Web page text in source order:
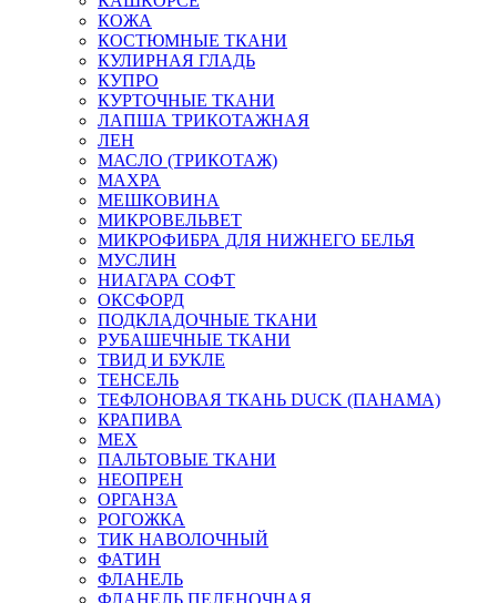
КОЖА
КОСТЮМНЫЕ ТКАНИ
КУЛИРНАЯ ГЛАДЬ
КУПРО
КУРТОЧНЫЕ ТКАНИ
ЛАПША ТРИКОТАЖНАЯ
ЛЕН
МАСЛО (ТРИКОТАЖ)
МАХРА
МЕШКОВИНА
МИКРОВЕЛЬВЕТ
МИКРОФИБРА ДЛЯ НИЖНЕГО БЕЛЬЯ
МУСЛИН
НИАГАРА СОФТ
ОКСФОРД
ПОДКЛАДОЧНЫЕ ТКАНИ
РУБАШЕЧНЫЕ ТКАНИ
ТВИД И БУКЛЕ
ТЕНСЕЛЬ
ТЕФЛОНОВАЯ ТКАНЬ DUCK (ПАНАМА)
КРАПИВА
МЕХ
ПАЛЬТОВЫЕ ТКАНИ
НЕОПРЕН
ОРГАНЗА
РОГОЖКА
ТИК НАВОЛОЧНЫЙ
ФАТИН
ФЛАНЕЛЬ
ФЛАНЕЛЬ ПЕЛЕНОЧНАЯ